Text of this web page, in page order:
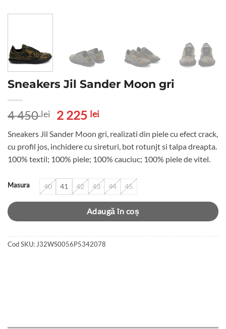
Sneakers Jil Sander Moon gri
4 450lei
Prețul
a
fost:
4
450 lei.
2 225 leiPrețul
este:
2
225 lei.
Sneakers Jil Sander Moon gri, realizati din piele cu efect crack,
cu profil jos, inchidere cu sireturi, bot rotunjt si talpa dreapta.
100% textil; 100% piele; 100% cauciuc; 100% piele de vitel.
Masura 40 41 42 43 44 45
Adaugă în coș
Cod SKU: J32WS0056P5342078